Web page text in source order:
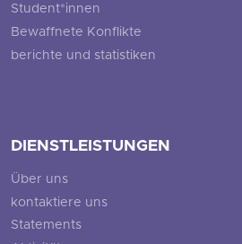
Student*innen
Bewaffnete Konflikte
berichte und statistiken
DIENSTLEISTUNGEN
Über uns
kontaktiere uns
Statements